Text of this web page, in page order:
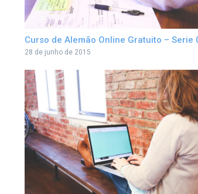
Curso de Alemão Online Gratuito – Serie
28 de junho de 2015